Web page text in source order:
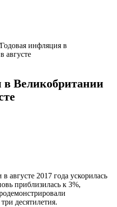
Годовая инфляция в
августе
в Великобритании
августе 2017 года ускорилась
приблизилась к 3%,
десятилетия.